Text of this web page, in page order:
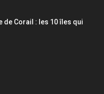
de Corail : les 10 îles qui